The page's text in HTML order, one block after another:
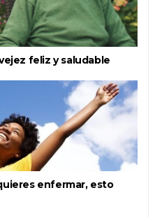
feliz y saludable
enfermar, esto